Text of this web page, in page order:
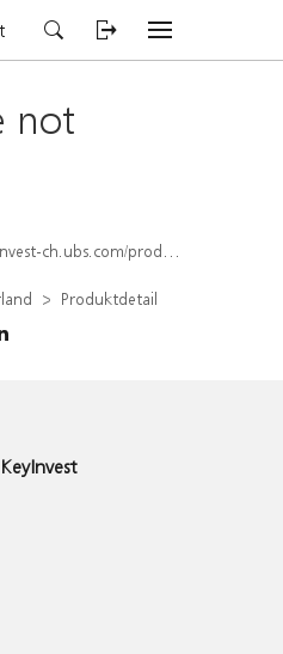
not
produkt/detail/index/isin/CH1584638634
Produktdetail